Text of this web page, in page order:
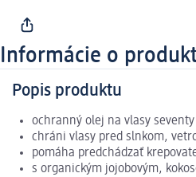
Informácie o
Popis produktu
ochranný olej na vlasy seventy
chráni vlasy pred slnkom,
pomáha predchádzať
s organickým jojobovým,